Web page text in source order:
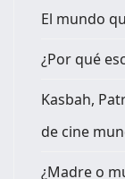
El mundo
¿Por qué
Kasbah,
de cine
¿Madre o